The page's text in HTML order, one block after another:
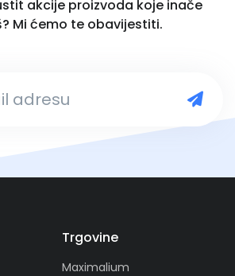
akcije proizvoda koje inače
Mi ćemo te obavijestiti.
Trgovine
Maximalium